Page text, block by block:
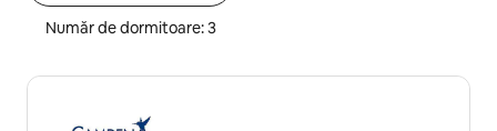
Număr de dormitoare: 3